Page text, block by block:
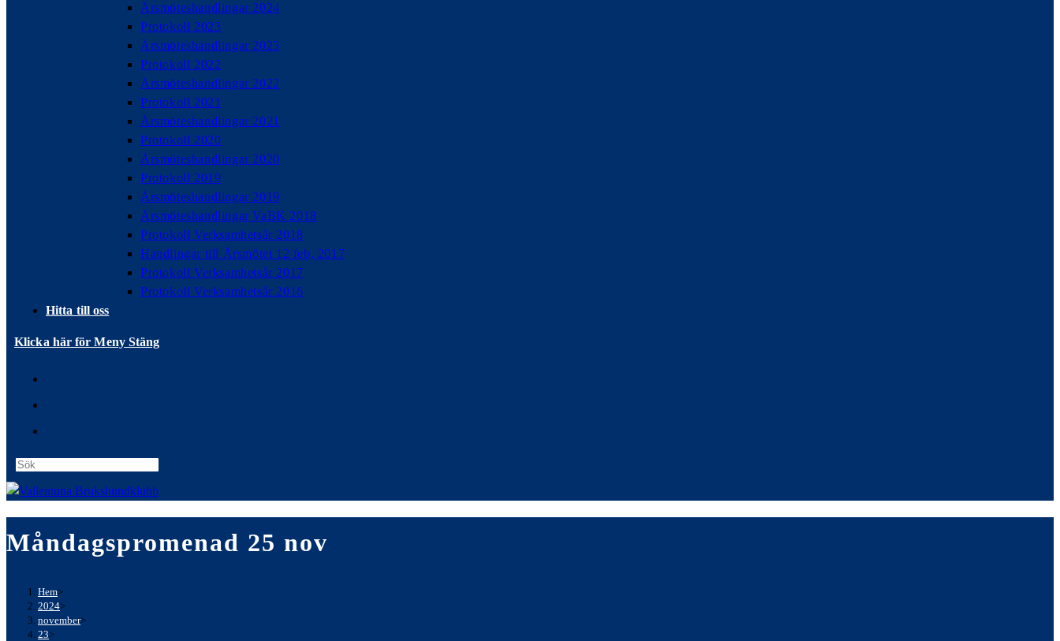
Årsmöteshandlingar 2024
Protokoll 2023
Årsmöteshandlingar 2023
Protokoll 2022
Årsmöteshandlingar 2022
Protokoll 2021
Årsmöteshandlingar 2021
Protokoll 2020
Årsmöteshandlingar 2020
Protokoll 2019
Årsmöteshandlingar 2019
Årsmöteshandlingar VaBK 2018
Protokoll Verksamhetsår 2018
Handlingar till Årsmötet 12 feb, 2017
Protokoll Verksamhetsår 2017
Protokoll Verksamhetsår 2016
Hitta till oss
Klicka här för Meny Stäng
to
close
the
Måndagspromenad 25 nov
Hem>
2024>
november>
23>